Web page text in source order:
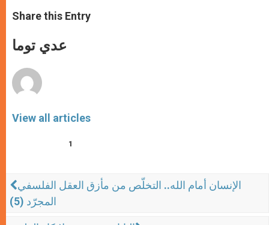
t
s
p
p
s
e
g
e
e
b
Share this Entry
عدي توما
View all articles
1
الإنسان أمام الله.. التخلّص من مأزق العقل الفلسفي
المجرّد (5)